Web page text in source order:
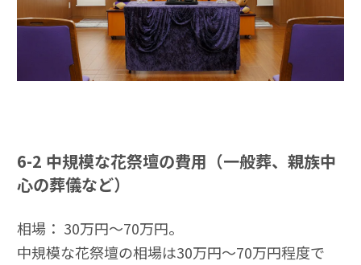
6-2 中規模な花祭壇の費用（一般葬、親族中
心の葬儀など）
相場： 30万円〜70万円。
中規模な花祭壇の相場は30万円〜70万円程度で